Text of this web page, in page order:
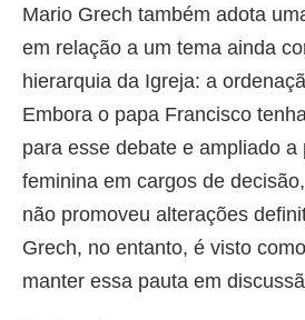
Mario Grech também adota
em relação a um tema ainda
hierarquia da Igreja: a
Embora o papa Francisco
para esse debate e ampliado a
feminina em cargos de
não promoveu alterações
Grech, no entanto, é visto
manter essa pauta em